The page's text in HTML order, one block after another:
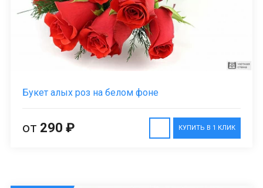
Букет алых роз на белом фоне
КУПИТЬ В 1 КЛИК
от 290 ₽